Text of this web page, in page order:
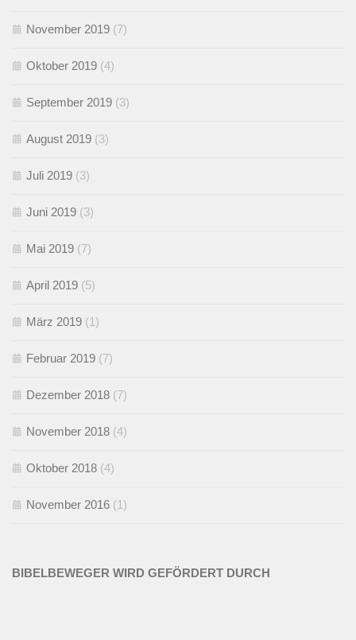
November 2019 (7)
Oktober 2019 (4)
September 2019 (3)
August 2019 (3)
Juli 2019 (3)
Juni 2019 (3)
Mai 2019 (7)
April 2019 (5)
März 2019 (1)
Februar 2019 (7)
Dezember 2018 (7)
November 2018 (4)
Oktober 2018 (4)
November 2016 (1)
BIBELBEWEGER WIRD GEFÖRDERT DURCH